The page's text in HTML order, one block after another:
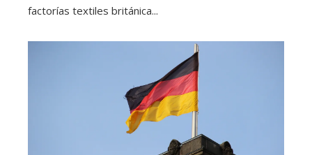
factorías textiles británica...